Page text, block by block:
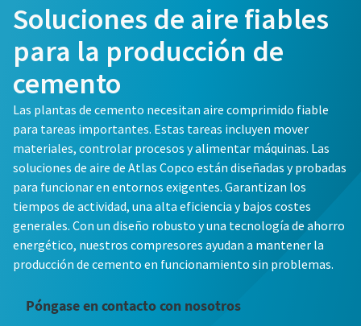
Soluciones de aire fiables
para la producción de
cemento
Las plantas de cemento necesitan aire comprimido fiable
para tareas importantes. Estas tareas incluyen mover
materiales, controlar procesos y alimentar máquinas. Las
soluciones de aire de Atlas Copco están diseñadas y probadas
para funcionar en entornos exigentes. Garantizan los
tiempos de actividad, una alta eficiencia y bajos costes
generales. Con un diseño robusto y una tecnología de ahorro
energético, nuestros compresores ayudan a mantener la
producción de cemento en funcionamiento sin problemas.
Póngase en contacto con nosotros